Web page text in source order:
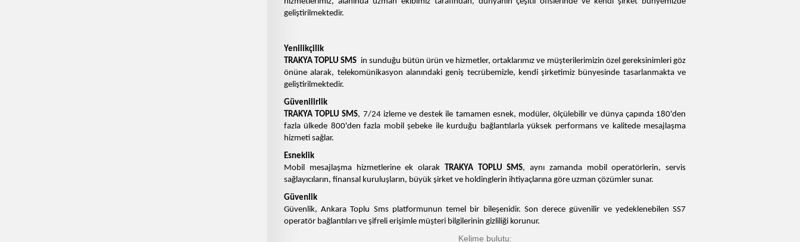
geliştirilmektedir.
Yenilikçilik
TRAKYA TOPLU SMS in sunduğu bütün ürün ve hizmetler, ortaklarımız ve müşterilerimizin özel gereksinimleri göz
önüne alarak, telekomünikasyon alanındaki geniş tecrübemizle, kendi şirketimiz bünyesinde tasarlanmakta ve
geliştirilmektedir.
Güvenilirlik
TRAKYA TOPLU SMS, 7/24 izleme ve destek ile tamamen esnek, modüler, ölçülebilir ve dünya çapında 180'den
fazla ülkede 800'den fazla mobil şebeke ile kurduğu bağlantılarla yüksek performans ve kalitede mesajlaşma
hizmeti sağlar.
Esneklik
Mobil mesajlaşma hizmetlerine ek olarak
TRAKYA TOPLU SMS, aynı zamanda mobil operatörlerin, servis
sağlayıcıların, finansal kuruluşların, büyük şirket ve holdinglerin ihtiyaçlarına göre uzman çözümler sunar.
Güvenlik
Güvenlik, Ankara Toplu Sms platformunun temel bir bileşenidir. Son derece güvenilir ve yedeklenebilen SS7
operatör bağlantıları ve şifreli erişimle müşteri bilgilerinin gizliliği korunur.
Kelime bulutu: